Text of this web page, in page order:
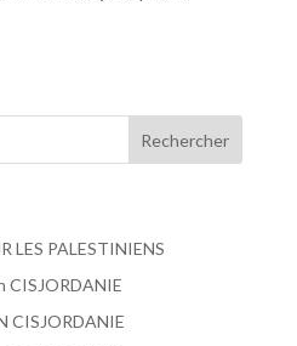
LES PALESTINIENS
CISJORDANIE
CISJORDANIE